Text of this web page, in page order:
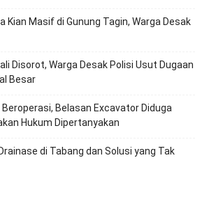
Kian Masif di Gunung Tagin, Warga Desak
Disorot, Warga Desak Polisi Usut Dugaan
Besar
Beroperasi, Belasan Excavator Diduga
Hukum Dipertanyakan
di Tabang dan Solusi yang Tak